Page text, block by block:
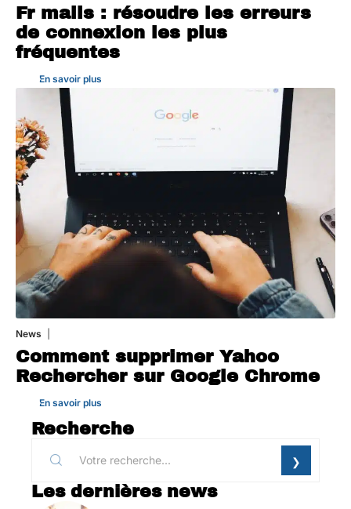
Fr mails : résoudre les erreurs
de connexion les plus
fréquentes
En savoir plus
News
Comment supprimer Yahoo
Rechercher sur Google Chrome
En savoir plus
Recherche
Les dernières news